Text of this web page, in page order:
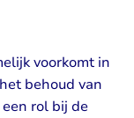
voorkomt in
behoud van
rol bij de